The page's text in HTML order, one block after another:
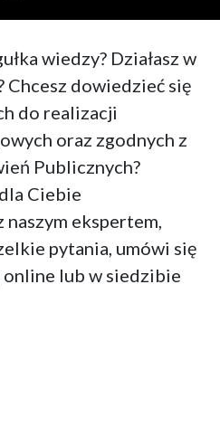
wiedzy? Działasz w
Chcesz dowiedzieć się
do realizacji
oraz zgodnych z
Publicznych?
Ciebie
ekspertem,
pytania, umówi się
online lub w siedzibie